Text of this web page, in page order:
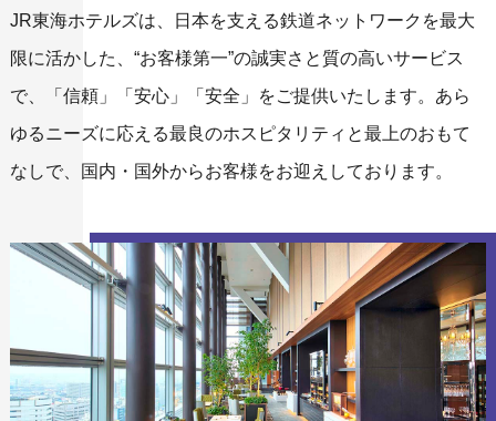
JR東海ホテルズは、日本を支える鉄道ネットワークを最大
限に活かした、 “お客様第一”の誠実さと質の高いサービス
で、「信頼」「安心」「安全」をご提供いたします。 あら
ゆるニーズに応える最良のホスピタリティと最上のおもて
なしで、
国内・国外からお客様をお迎えしております。